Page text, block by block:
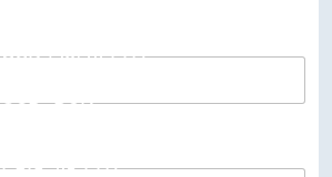
USB 2.0/1.1 PHY
USB_BCK
PCIe 4.0 PHY